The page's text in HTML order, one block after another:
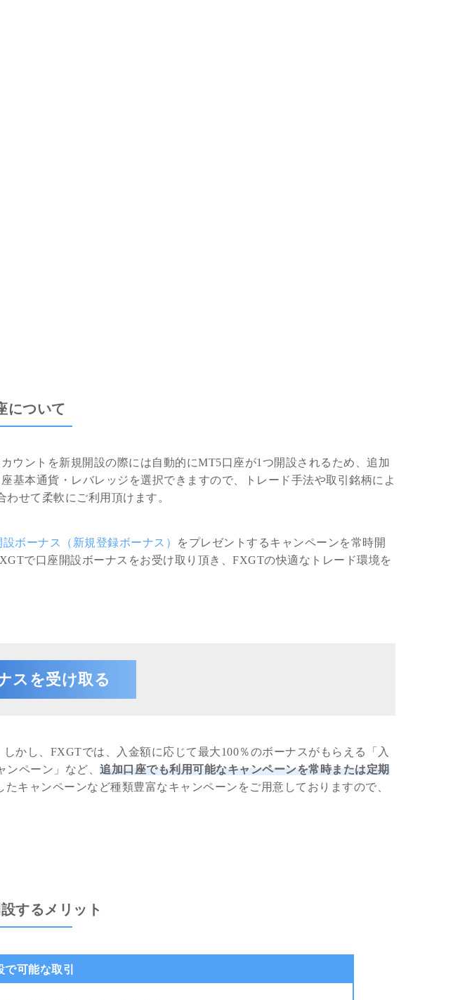
について
ウントを新規開設の際には自動的にMT5口座が1つ開設されるため、追加
基本通貨・レバレッジを選択できますので、トレード手法や取引銘柄によ
せて柔軟にご利用頂けます。
設ボーナス（新規登録ボーナス）
をプレゼントするキャンペーンを常時開
で口座開設ボーナスをお受け取り頂き、FXGTの快適なトレード環境を
スを受け取る
かし、FXGTでは、入金額に応じて最大100％のボーナスがもらえる「入
ペーン」など、 追加口座でも利用可能なキャンペーンを常時または定期
キャンペーンなど種類豊富なキャンペーンをご用意しておりますので、
するメリット
可能な取引